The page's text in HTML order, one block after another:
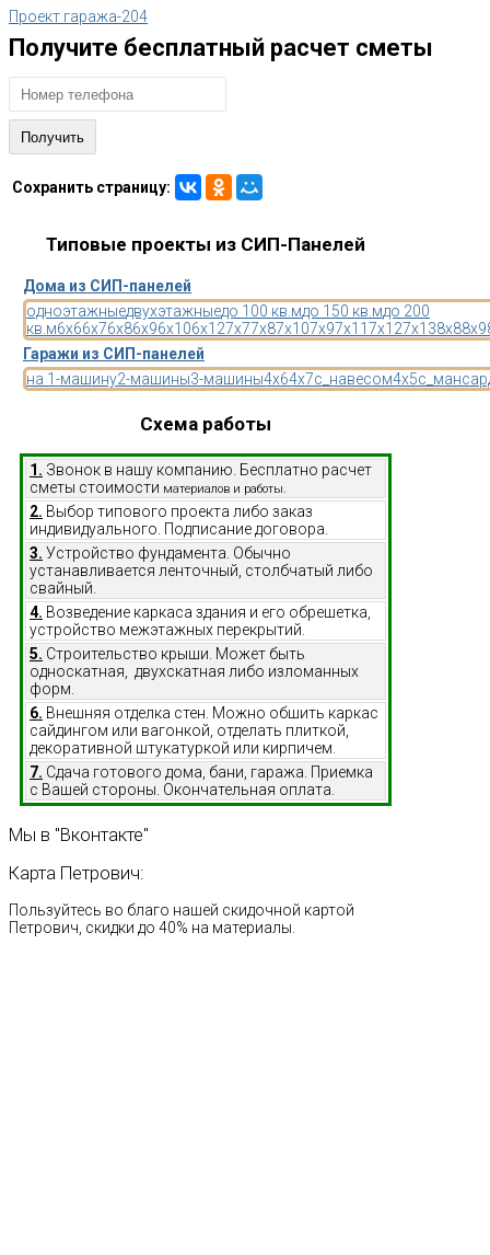
Проект гаража-204
Получите бесплатный расчет сметы
Сохранить страницу:
Типовые проекты из СИП-Панелей
Дома из СИП-панелей
одноэтажныедвухэтажныедо 100 кв.мдо 150 кв.мдо 200
кв.м6x66x76x86x96x106x127x77x87x107x97x11 7x127x138x88x9
Гаражи из СИП-панелей
на 1-машину2-машины3-машины4x64x7с_навесом4x5
Схема работы
1. Звонок в нашу компанию. Бесплатно расчет
сметы стоимости материалов и работы.
2. Выбор типового проекта либо заказ
индивидуального. Подписание договора.
3. Устройство фундамента. Обычно
устанавливается ленточный, столбчатый либо
свайный.
4. Возведение каркаса здания и его обрешетка,
устройство межэтажных перекрытий.
5. Строительство крыши. Может быть
односкатная, двухскатная либо изломанных
форм.
6. Внешняя отделка стен. Можно обшить каркас
сайдингом или вагонкой, отделать плиткой,
декоративной штукатуркой или кирпичем.
7. Сдача готового дома, бани, гаража. Приемка
с Вашей стороны. Окончательная оплата.
Мы в "Вконтакте"
Карта Петрович:
Пользуйтесь во благо нашей скидочной картой
Петрович, скидки до 40% на материалы.